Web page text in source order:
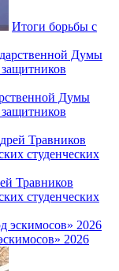
Итоги борьбы с
Думы
Травников
студенческих
2026